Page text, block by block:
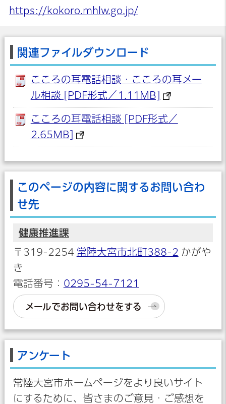
https://kokoro.mhlw.go.jp/
関連ファイルダウンロード
こころの耳電話相談・こころの耳メー
ル相談 [PDF形式／1.11MB]
こころの耳電話相談 [PDF形式／
2.65MB]
このページの内容に関するお問い合わ
せ先
健康推進課
〒319-2254 常陸大宮市北町388-2 かがや
き
電話番号： 0295-54-7121
メールでお問い合わせをする
アンケート
常陸大宮市ホームページをより良いサイト
にするために、皆さまのご意見・ご感想を